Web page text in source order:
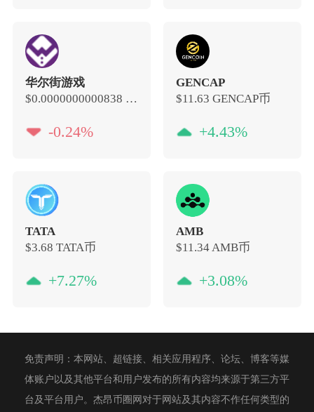
华尔街游戏
$0.0000000000838
华尔街游戏币
-0.24%
GENCAP
$11.63 GENCAP币
+4.43%
TATA
$3.68 TATA币
+7.27%
AMB
$11.34AMB币
+3.08%
免责声明：本网站、超链接、相关应用程序、论坛、博客等媒
体账户以及其他平台和用户发布的所有内容均来源于第三方平
台及平台用户。杰昂币圈网对于网站及其内容不作任何类型的